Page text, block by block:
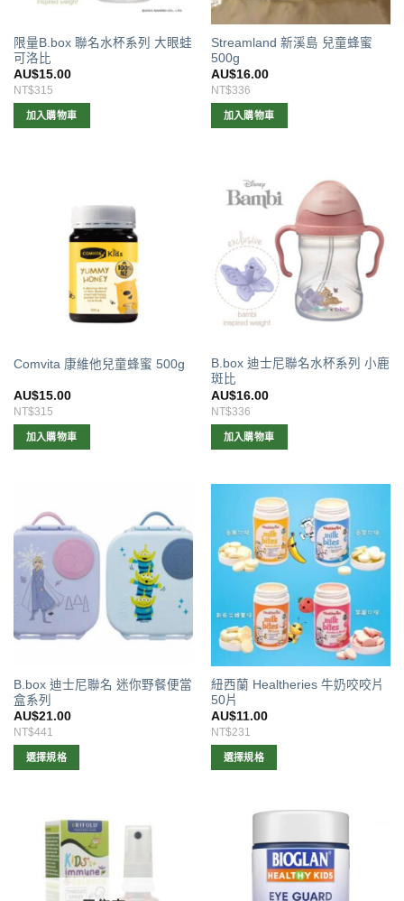
限量B.box 聯名水杯系列 大眼蛙
可洛比
AU$15.00
NT$315
加入購物車
Streamland 新溪島 兒童蜂蜜
500g
AU$16.00
NT$336
加入購物車
Comvita 康維他兒童蜂蜜 500g
AU$15.00
NT$315
加入購物車
B.box 迪士尼聯名水杯系列 小鹿
斑比
AU$16.00
NT$336
加入購物車
B.box 迪士尼聯名 迷你野餐便當
盒系列
AU$21.00
NT$441
選擇規格
紐西蘭 Healtheries 牛奶咬咬片
50片
AU$11.00
NT$231
選擇規格